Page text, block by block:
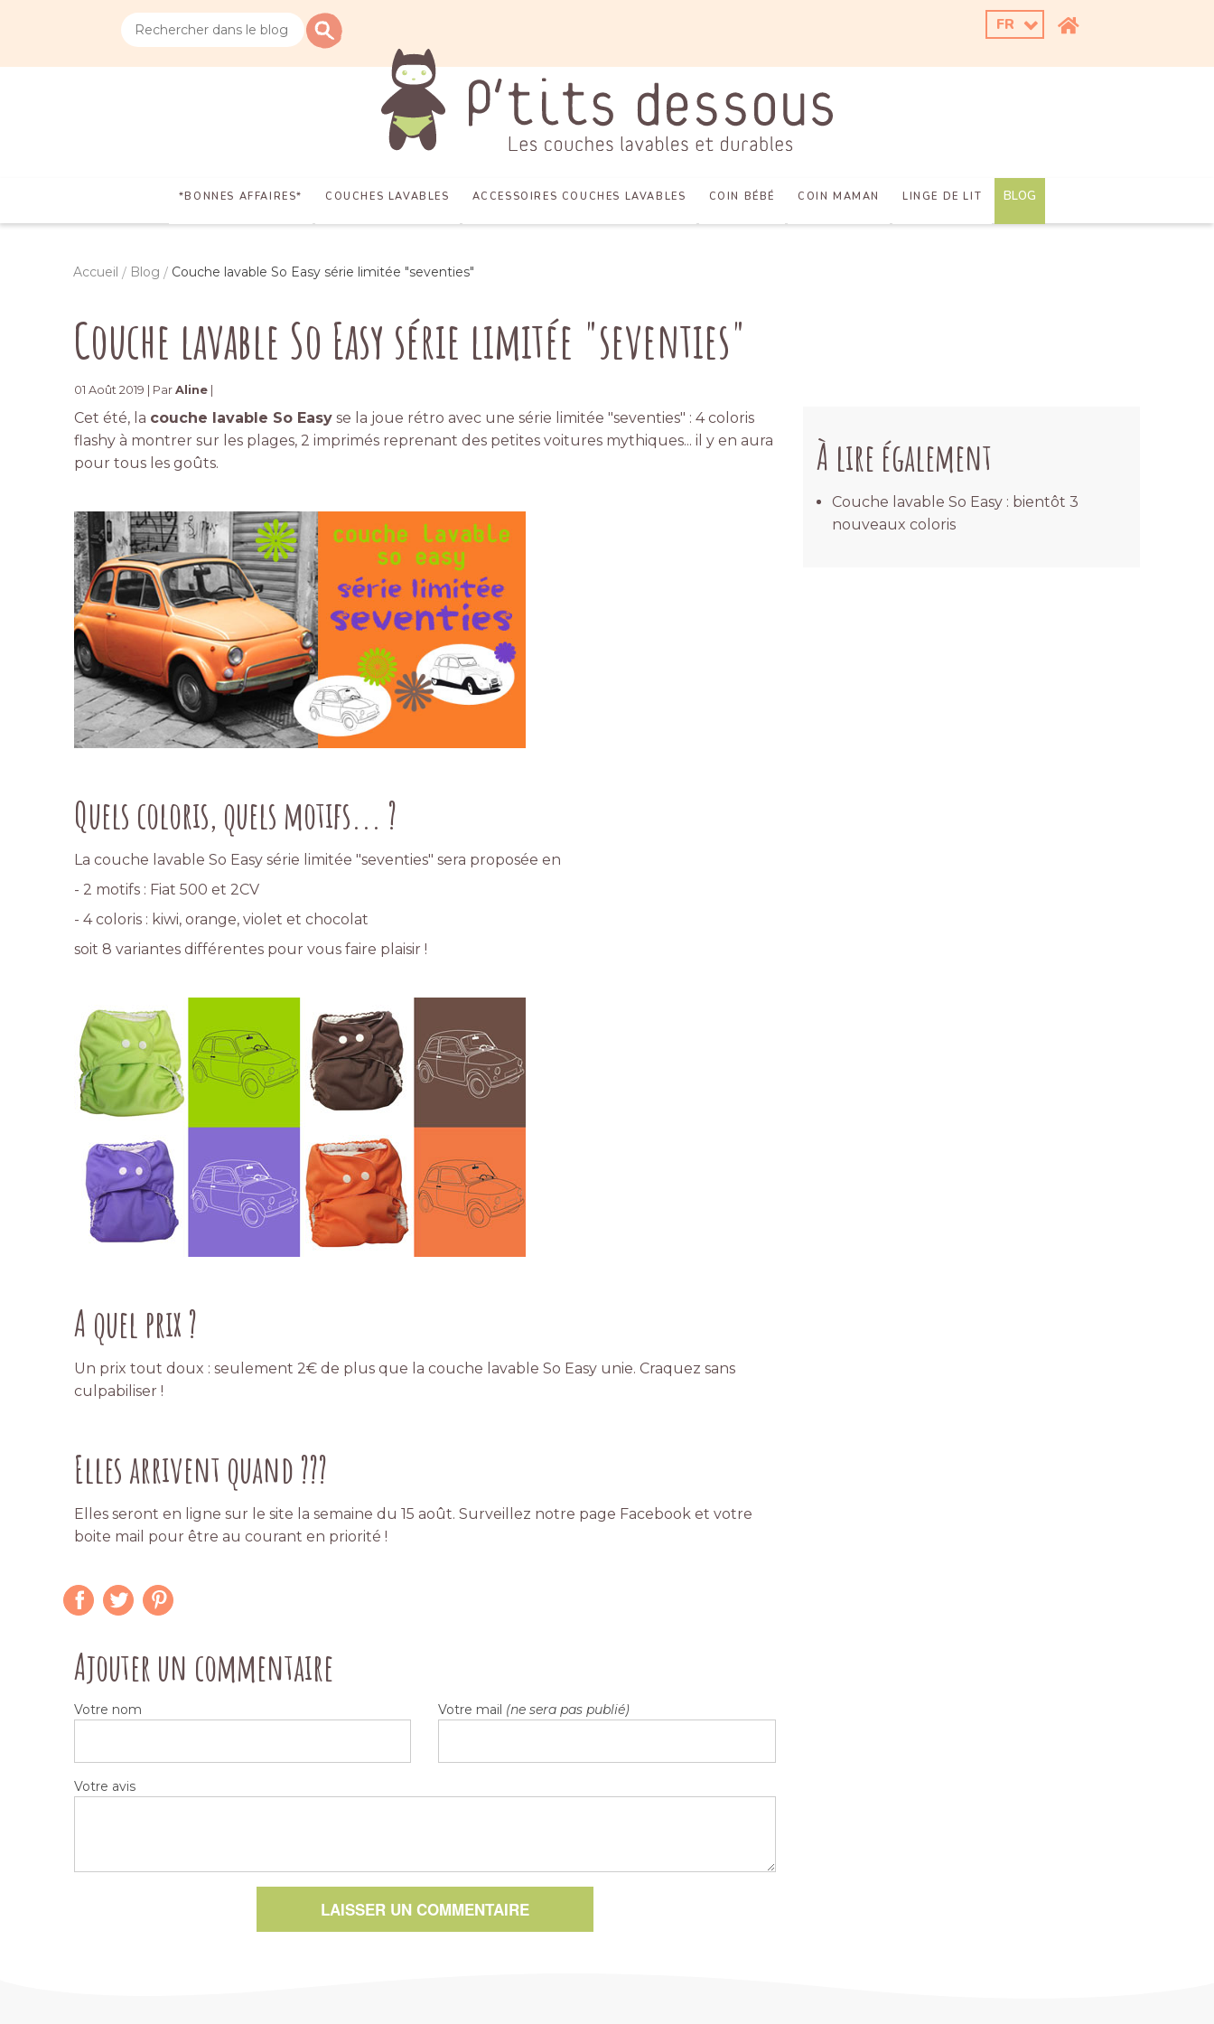
FR
*BONNES AFFAIRES* COUCHES LAVABLES ACCESSOIRES COUCHES LAVABLES COIN BÉBÉ COIN MAMAN LINGE DE LIT BLOG
Accueil Blog Couche lavable So Easy série limitée "seventies"
Couche lavable So Easy série limitée "seventies"
01 Août 2019 | ParAline
Cet été, la couche lavable So Easy se la joue rétro avec une série limitée "seventies" : 4 coloris
flashy à montrer sur les plages, 2 imprimés reprenant des petites voitures mythiques... il y en aura
pour tous les goûts.
Quels coloris, quels motifs... ?
La couche lavable So Easy série limitée "seventies" sera proposée en
- 2 motifs : Fiat 500 et 2CV
- 4 coloris : kiwi, orange, violet et chocolat
soit 8 variantes différentes pour vous faire plaisir !
A quel prix ?
Un prix tout doux : seulement 2€ de plus que la couche lavable So Easy unie. Craquez sans
culpabiliser !
Elles arrivent quand ???
Elles seront en ligne sur le site la semaine du 15 août. Surveillez notre page Facebook et votre
boite mail pour être au courant en priorité !
Ajouter un commentaire
Votre nom Votre mail (ne sera pas publié)
Votre avis
LAISSER UN COMMENTAIRE
À lire également
Couche lavable So Easy : bientôt 3
nouveaux coloris